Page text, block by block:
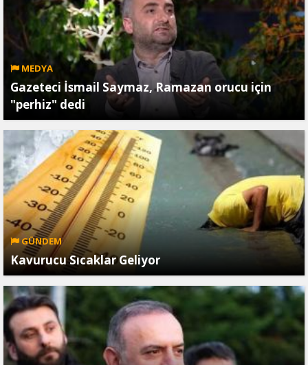
MEDYA
Gazeteci İsmail Saymaz, Ramazan orucu için
"perhiz" dedi
GÜNDEM
Kavurucu Sıcaklar Geliyor